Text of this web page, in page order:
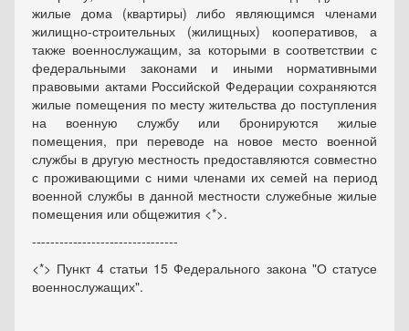
жилые дома (квартиры) либо являющимся членами
жилищно-строительных (жилищных) кооперативов, а
также военнослужащим, за которыми в соответствии с
федеральными законами и иными нормативными
правовыми актами Российской Федерации сохраняются
жилые помещения по месту жительства до поступления
на военную службу или бронируются жилые
помещения, при переводе на новое место военной
службы в другую местность предоставляются совместно
с проживающими с ними членами их семей на период
военной службы в данной местности служебные жилые
помещения или общежития <*>.
--------------------------------
<*> Пункт 4 статьи 15 Федерального закона "О статусе
военнослужащих".